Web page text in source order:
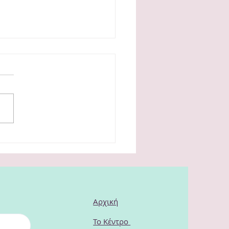
Αρχική
Το Κέντρο